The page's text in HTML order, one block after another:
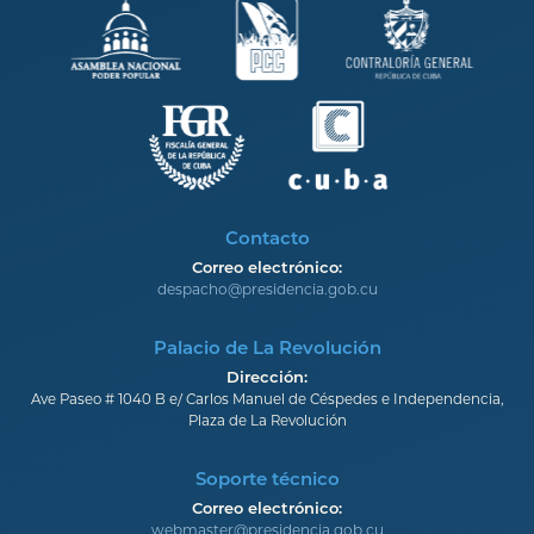
Contacto
Correo electrónico:
despacho@presidencia.gob.cu
Palacio de La Revolución
Dirección:
Ave Paseo # 1040 B e/ Carlos Manuel de Céspedes e Independencia,
Plaza de La Revolución
Soporte técnico
Correo electrónico:
webmaster@presidencia.gob.cu